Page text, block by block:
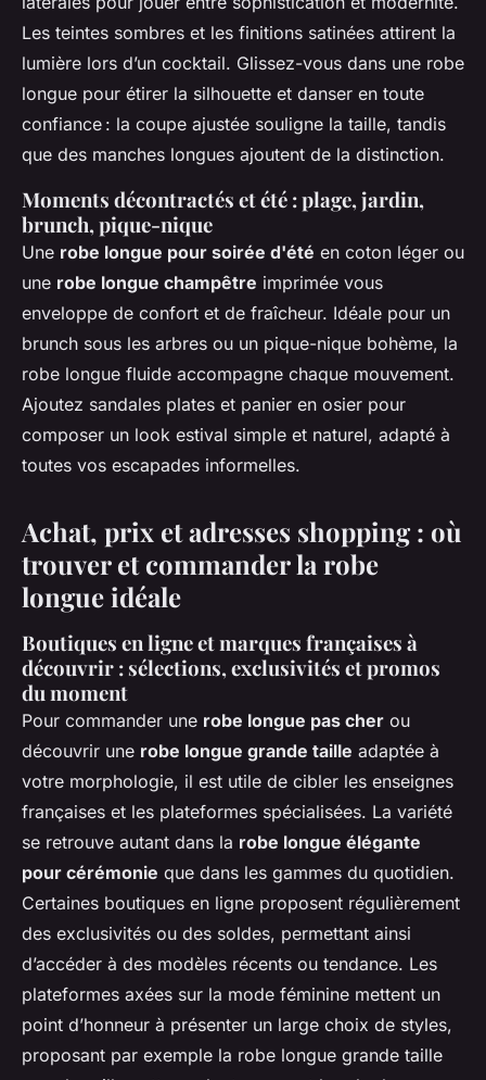
Les teintes sombres et les finitions satinées attirent la
lumière lors d’un cocktail. Glissez-vous dans une robe
longue pour étirer la silhouette et danser en toute
confiance : la coupe ajustée souligne la taille, tandis
que des manches longues ajoutent de la distinction.
Moments décontractés et été : plage, jardin,
brunch, pique-nique
Une robe longue pour soirée d'été en coton léger ou
une robe longue champêtre imprimée vous
enveloppe de confort et de fraîcheur. Idéale pour un
brunch sous les arbres ou un pique-nique bohème, la
robe longue fluide accompagne chaque mouvement.
Ajoutez sandales plates et panier en osier pour
composer un look estival simple et naturel, adapté à
toutes vos escapades informelles.
Achat, prix et adresses shopping : où
trouver et commander la robe
longue idéale
Boutiques en ligne et marques françaises à
découvrir : sélections, exclusivités et promos
du moment
Pour commander une robe longue pas cher ou
découvrir une robe longue grande taille adaptée à
votre morphologie, il est utile de cibler les enseignes
françaises et les plateformes spécialisées. La variété
se retrouve autant dans la robe longue élégante
pour cérémonie que dans les gammes du quotidien.
Certaines boutiques en ligne proposent régulièrement
des exclusivités ou des soldes, permettant ainsi
d’accéder à des modèles récents ou tendance. Les
plateformes axées sur la mode féminine mettent un
point d’honneur à présenter un large choix de styles,
proposant par exemple la robe longue grande taille